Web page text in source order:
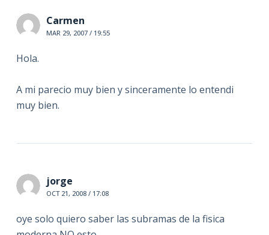
Carmen
MAR 29, 2007 / 19:55
Hola.
A mi parecio muy bien y sinceramente lo entendi
muy bien.
jorge
OCT 21, 2008 / 17:08
oye solo quiero saber las subramas de la fisica